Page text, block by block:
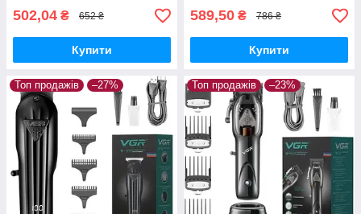
502,04 ₴ 652 ₴
Купити
589,50 ₴ 786 ₴
Купити
Топ продажів –27% Топ продажів –23%